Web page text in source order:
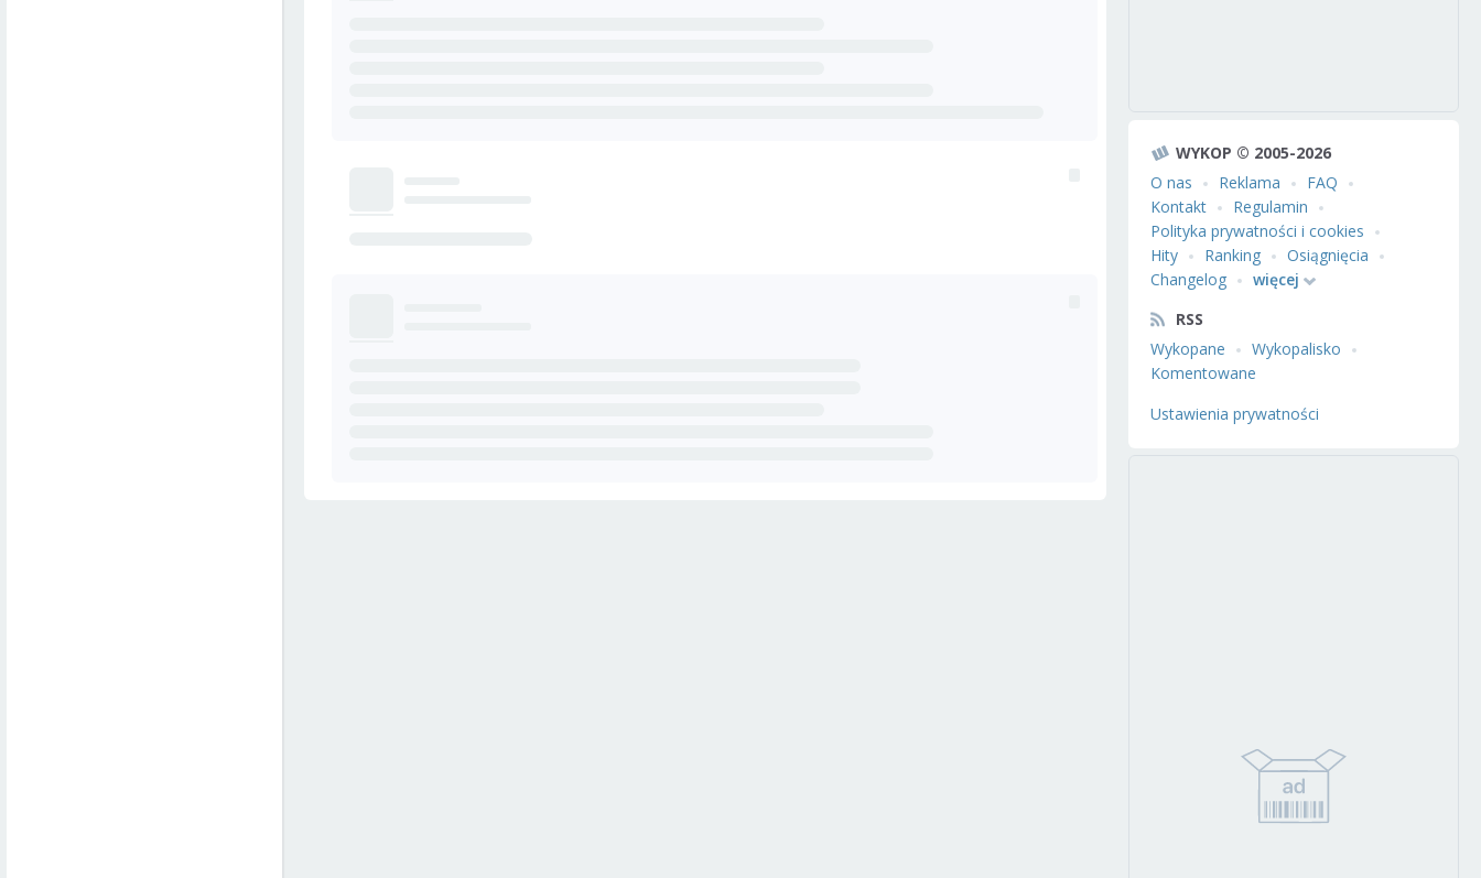
WYKOP © 2005-2026
O nas
Reklama
FAQ
Kontakt
Regulamin
Polityka prywatności i cookies
Hity
Ranking
Osiągnięcia
Changelog
więcej
RSS
Wykopane
Wykopalisko
Komentowane
Ustawienia prywatności